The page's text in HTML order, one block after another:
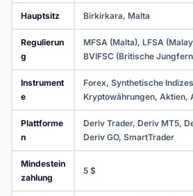
Hauptsitz Birkirkara, Malta
Regulierun
g
MFSA (Malta), LFSA
BVIFSC (Britische
Instrument
e
Forex, Synthetische
Kryptowährungen, Aktien,
Plattforme
n
Deriv Trader, Deriv MT5,
Deriv GO, SmartTrader
Mindestein
zahlung
5 $